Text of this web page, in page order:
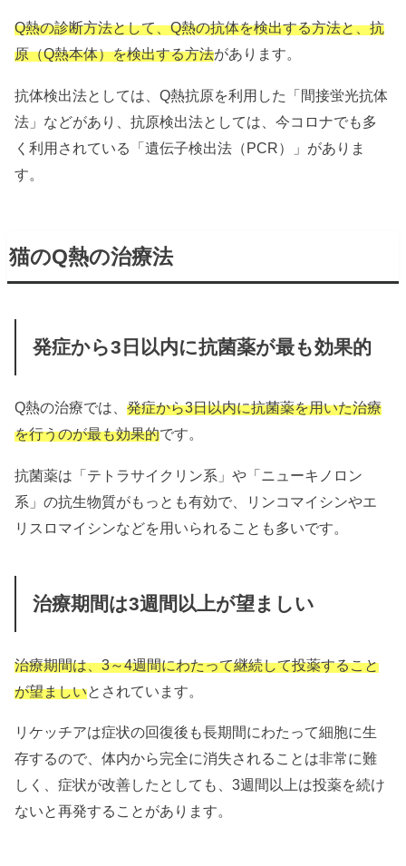
Q熱の診断方法として、Q熱の抗体を検出する方法と、抗
原（Q熱本体）を検出する方法があります。
抗体検出法としては、Q熱抗原を利用した「間接蛍光抗体
法」などがあり、抗原検出法としては、今コロナでも多
く利用されている「遺伝子検出法（PCR）」がありま
す。
猫のQ熱の治療法
発症から3日以内に抗菌薬が最も効果的
Q熱の治療では、発症から3日以内に抗菌薬を用いた治療
を行うのが最も効果的です。
抗菌薬は「テトラサイクリン系」や「ニューキノロン
系」の抗生物質がもっとも有効で、リンコマイシンやエ
リスロマイシンなどを用いられることも多いです。
治療期間は3週間以上が望ましい
治療期間は、3～4週間にわたって継続して投薬すること
が望ましいとされています。
リケッチアは症状の回復後も長期間にわたって細胞に生
存するので、体内から完全に消失されることは非常に難
しく、症状が改善したとしても、3週間以上は投薬を続け
ないと再発することがあります。